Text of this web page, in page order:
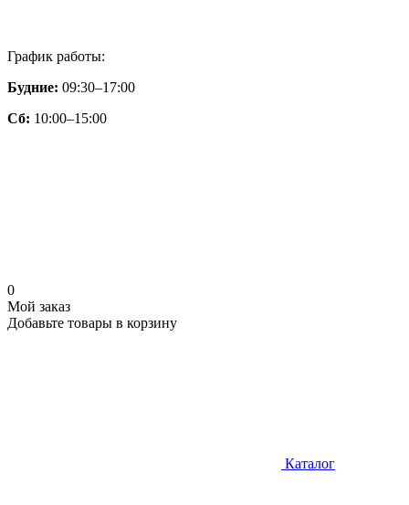
График работы:
Будние: 09:30–17:00
Сб: 10:00–15:00
0
Мой заказ
Добавьте товары в корзину
Каталог